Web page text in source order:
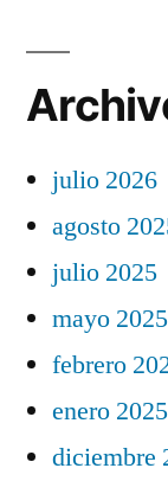
julio 2026
agosto
julio 2025
mayo 2025
febrero
enero 2025
diciembre